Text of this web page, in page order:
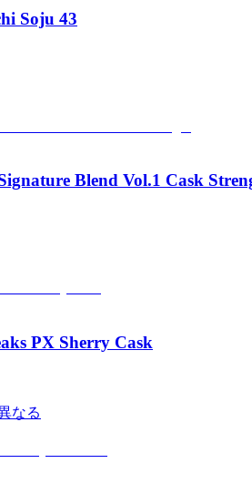
Soju 43
Blend Vol.1 Cask
PX Sherry Cask
なる